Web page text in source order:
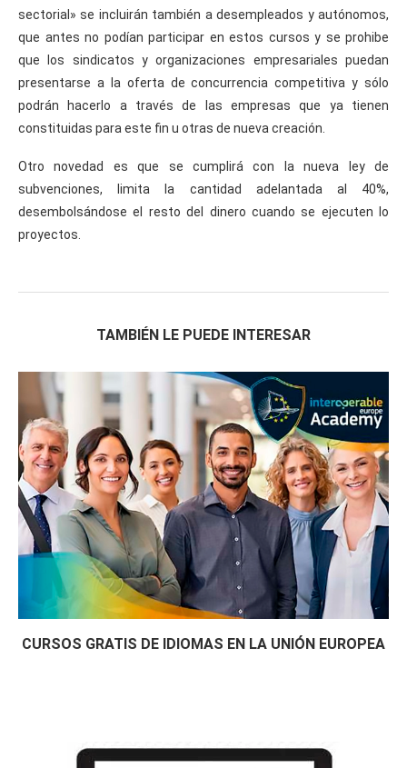
sectorial» se incluirán también a desempleados y autónomos,
que antes no podían participar en estos cursos y se prohibe
que los sindicatos y organizaciones empresariales puedan
presentarse a la oferta de concurrencia competitiva y sólo
podrán hacerlo a través de las empresas que ya tienen
constituidas para este fin u otras de nueva creación.
Otro novedad es que se cumplirá con la nueva ley de
subvenciones, limita la cantidad adelantada al 40%,
desembolsándose el resto del dinero cuando se ejecuten lo
proyectos.
TAMBIÉN LE PUEDE INTERESAR
CURSOS GRATIS DE IDIOMAS EN LA UNIÓN EUROPEA